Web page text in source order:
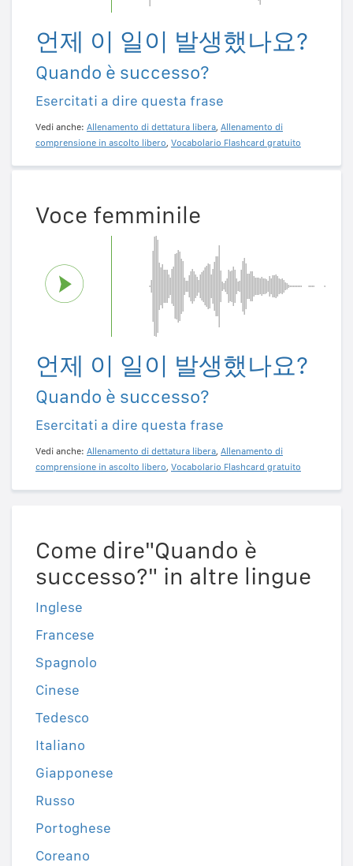
언제 이 일이 발생했나요?
Quando è successo?
Esercitati a dire questa frase
Vedi anche: Allenamento di dettatura libera, Allenamento di
comprensione in ascolto libero, Vocabolario Flashcard gratuito
Voce femminile
언제 이 일이 발생했나요?
Quando è successo?
Esercitati a dire questa frase
Vedi anche: Allenamento di dettatura libera, Allenamento di
comprensione in ascolto libero, Vocabolario Flashcard gratuito
Come dire"Quando è
successo?" in altre lingue
Inglese
Francese
Spagnolo
Cinese
Tedesco
Italiano
Giapponese
Russo
Portoghese
Coreano